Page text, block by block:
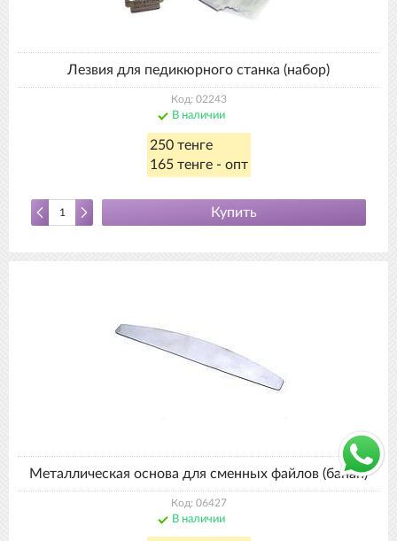
Лезвия для педикюрного станка (набор)
Код: 02243
В наличии
250 тенге
165 тенге - опт
Купить
Металлическая основа для сменных файлов (банан)
Код: 06427
В наличии